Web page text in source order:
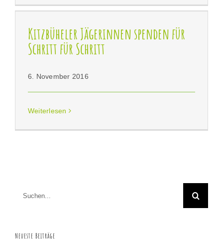
Schritt
Kitzbüheler Jägerinnen spenden für
Schritt für Schritt
6. November 2016
Weiterlesen
Neueste Beiträge